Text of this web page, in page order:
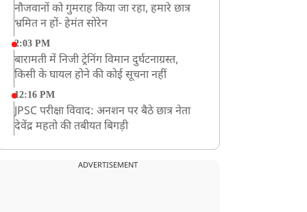
नौजवानों को गुमराह किया जा रहा, हमारे छात्र
भ्रमित न हों- हेमंत सोरेन
2:03 PM
बारामती में निजी ट्रेनिंग विमान दुर्घटनाग्रस्त,
किसी के घायल होने की कोई सूचना नहीं
12:16 PM
JPSC परीक्षा विवाद: अनशन पर बैठे छात्र नेता
देवेंद्र महतो की तबीयत बिगड़ी
रांचीः छात्रों के समर्थन में विधायक जयराम महतो
ADVERTISEMENT